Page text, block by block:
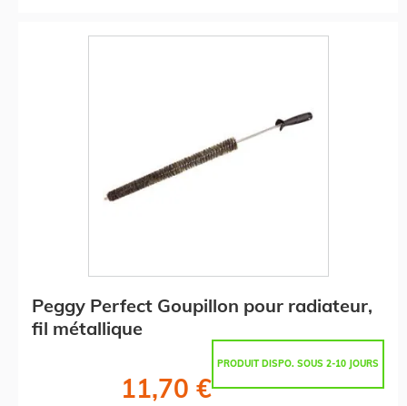
Peggy Perfect Goupillon pour radiateur,
fil métallique
PRODUIT DISPO. SOUS 2-10 JOURS
11,70 €